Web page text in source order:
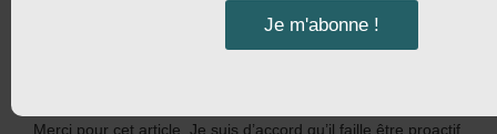
Merci pour cet article. Je suis d’accord qu’il faille être proactif
Je m'abonne !